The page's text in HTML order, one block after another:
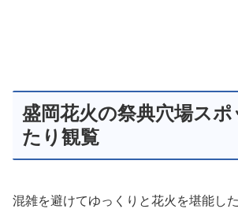
盛岡花火の祭典穴場ス
たり観覧
混雑を避けてゆっくりと花火を堪能し